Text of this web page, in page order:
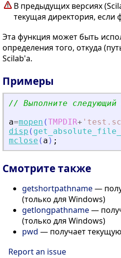
В предыдущих версиях
текущая директория, если
Эта функция может быть
определения того, откуда
Scilab'а.
Примеры
// Выполните следующий
a=mopen (TMPDIR+ '
disp (
mclose ( a ) ;
Смотрите также
getshortpathname—
(только для Windows)
getlongpathname—
(только для Windows)
pwd — получает
Report an issue